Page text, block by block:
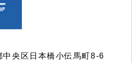
央区日本橋小伝馬町8-6